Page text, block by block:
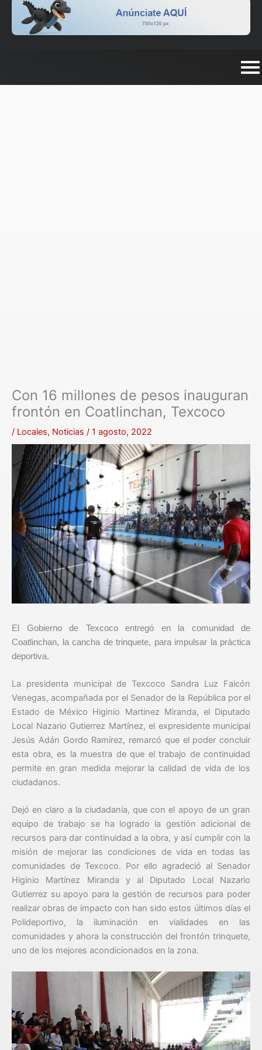
Con 16 millones de pesos inauguran
frontón en Coatlinchan, Texcoco
/ Locales, Noticias / 1 agosto, 2022
El Gobierno de Texcoco entregó en la comunidad de
Coatlinchan, la cancha de trinquete, para impulsar la práctica
deportiva.
La presidenta municipal de Texcoco Sandra Luz Falcón
Venegas, acompañada por el Senador de la República por el
Estado de México Higinio Martinez Miranda, el Diputado
Local Nazario Gutierrez Martínez, el expresidente municipal
Jesús Adán Gordo Ramírez, remarcó que el poder concluir
esta obra, es la muestra de que el trabajo de continuidad
permite en gran medida mejorar la calidad de vida de los
ciudadanos.
Dejó en claro a la ciudadanía, que con el apoyo de un gran
equipo de trabajo se ha logrado la gestión adicional de
recursos para dar continuidad a la obra, y así cumplir con la
misión de mejorar las condiciones de vida en todas las
comunidades de Texcoco. Por ello agradeció al Senador
Higinio Martínez Miranda y al Diputado Local Nazario
Gutierrez su apoyo para la gestión de recursos para poder
realizar obras de impacto con han sido estos últimos días el
Polideportivo, la iluminación en vialidades en las
comunidades y ahora la construcción del frontón trinquete,
uno de los mejores acondicionados en la zona.